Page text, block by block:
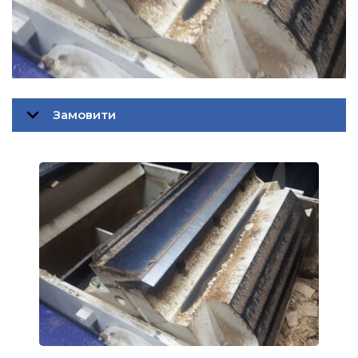
Замовити